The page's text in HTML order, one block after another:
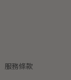
服務條款